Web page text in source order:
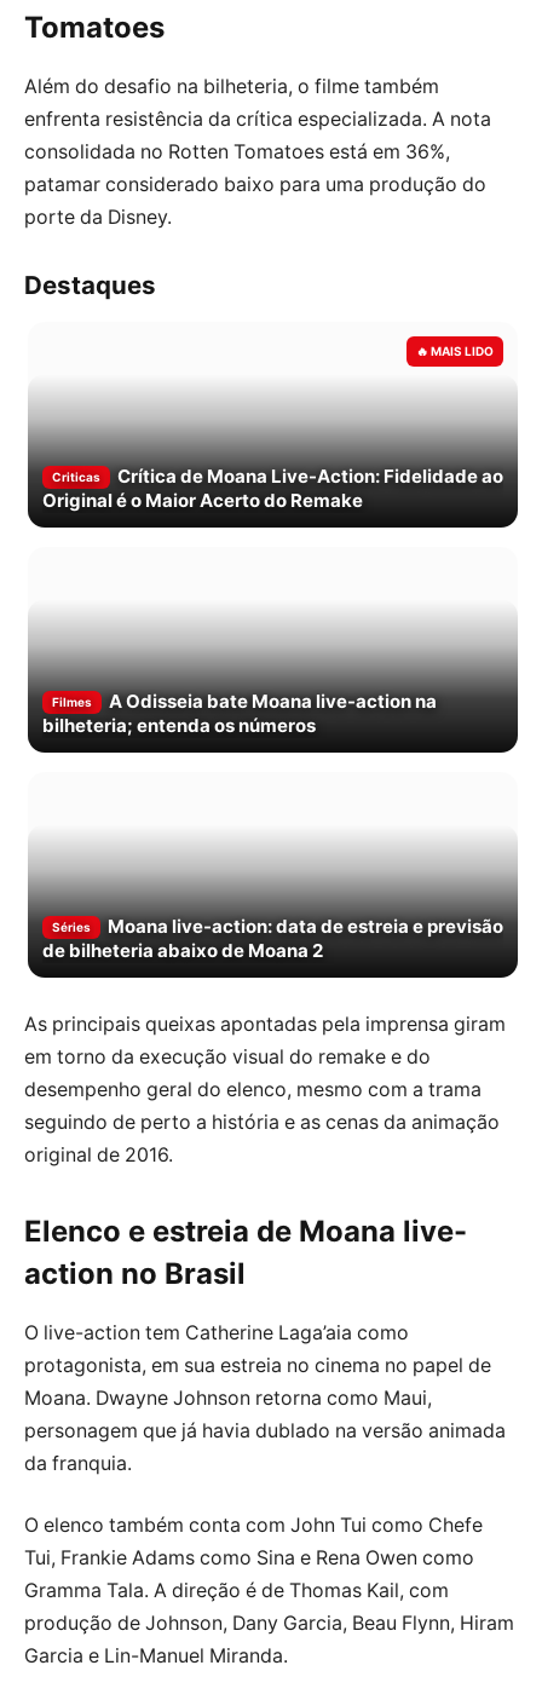
Tomatoes
Além do desafio na bilheteria, o filme também
enfrenta resistência da crítica especializada. A nota
consolidada no Rotten Tomatoes está em 36%,
patamar considerado baixo para uma produção do
porte da Disney.
Destaques
Criticas
Crítica de Moana Live-Action: Fidelidade ao
Original é o Maior Acerto do Remake
Filmes
A Odisseia bate Moana live-action na
bilheteria; entenda os números
Séries
Moana live-action: data de estreia e previsão
de bilheteria abaixo de Moana 2
As principais queixas apontadas pela imprensa giram
em torno da execução visual do remake e do
desempenho geral do elenco, mesmo com a trama
seguindo de perto a história e as cenas da animação
original de 2016.
Elenco e estreia de Moana live-
action no Brasil
O live-action tem Catherine Laga’aia como
protagonista, em sua estreia no cinema no papel de
Moana. Dwayne Johnson retorna como Maui,
personagem que já havia dublado na versão animada
da franquia.
O elenco também conta com John Tui como Chefe
Tui, Frankie Adams como Sina e Rena Owen como
Gramma Tala. A direção é de Thomas Kail, com
produção de Johnson, Dany Garcia, Beau Flynn, Hiram
Garcia e Lin-Manuel Miranda.